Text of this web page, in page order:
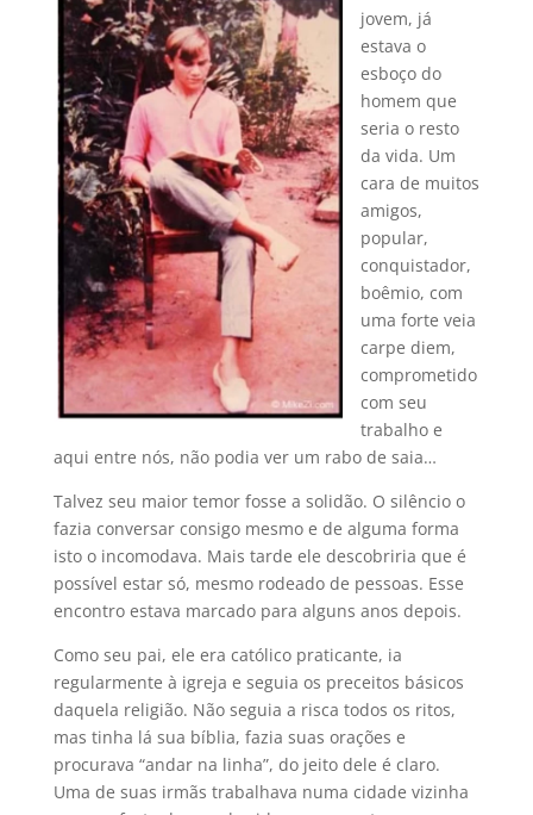
jovem, já
estava o
esboço do
homem que
seria o resto
da vida. Um
cara de muitos
amigos,
popular,
conquistador,
boêmio, com
uma forte veia
carpe diem,
comprometido
com seu
trabalho e
aqui entre nós, não podia ver um rabo de saia…
Talvez seu maior temor fosse a solidão. O silêncio o
fazia conversar consigo mesmo e de alguma forma
isto o incomodava. Mais tarde ele descobriria que é
possível estar só, mesmo rodeado de pessoas. Esse
encontro estava marcado para alguns anos depois.
Como seu pai, ele era católico praticante, ia
regularmente à igreja e seguia os preceitos básicos
daquela religião. Não seguia a risca todos os ritos,
mas tinha lá sua bíblia, fazia suas orações e
procurava “andar na linha”, do jeito dele é claro.
Uma de suas irmãs trabalhava numa cidade vizinha